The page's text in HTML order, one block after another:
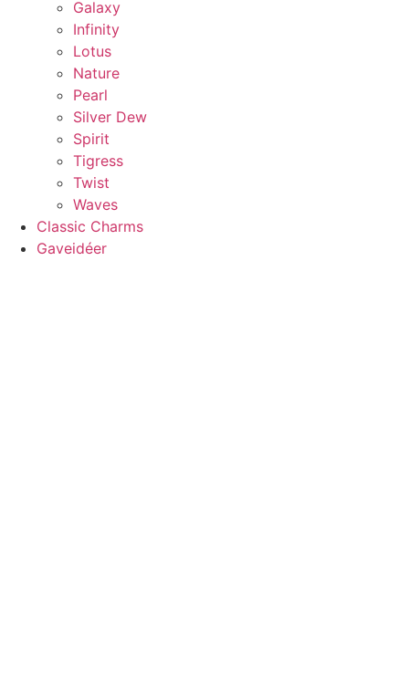
Galaxy
Infinity
Lotus
Nature
Pearl
Silver Dew
Spirit
Tigress
Twist
Waves
Classic Charms
Gaveidéer